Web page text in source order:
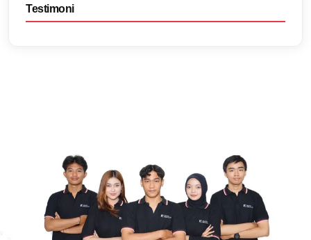
Testimoni